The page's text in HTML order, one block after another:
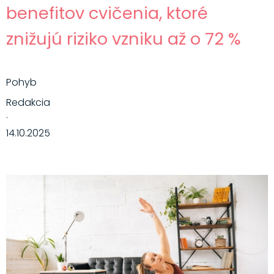
benefitov cvičenia, ktoré
znižujú riziko vzniku až o 72 %
Pohyb
Redakcia
·
14.10.2025